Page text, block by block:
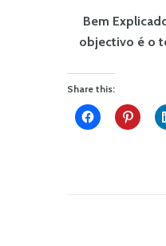
Bem
objectivo é o
Share this: